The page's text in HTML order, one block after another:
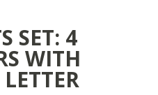
SET: 4
WITH